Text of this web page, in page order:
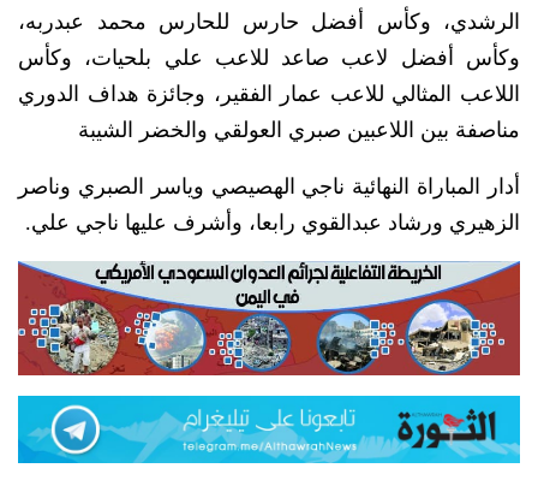
الرشدي، وكأس أفضل حارس للحارس محمد عبدربه،
وكأس أفضل لاعب صاعد للاعب علي بلحيات، وكأس
اللاعب المثالي للاعب عمار الفقير، وجائزة هداف الدوري
مناصفة بين اللاعبين صبري العولقي والخضر الشيبة
أدار المباراة النهائية ناجي الهصيصي وياسر الصبري وناصر
الزهيري ورشاد عبدالقوي رابعا، وأشرف عليها ناجي علي.